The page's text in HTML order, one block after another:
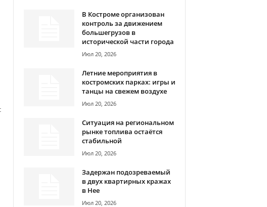
В Костроме организован
контроль за движением
большегрузов в
исторической части города
Июл 20, 2026
Летние мероприятия в
костромских парках: игры и
танцы на свежем воздухе
Июл 20, 2026
Ситуация на региональном
рынке топлива остаётся
стабильной
Июл 20, 2026
Задержан подозреваемый
в двух квартирных кражах
в Нее
Июл 20, 2026